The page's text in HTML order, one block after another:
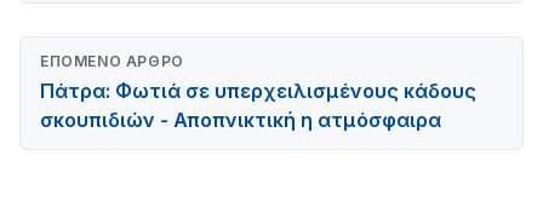
ΕΠΌΜΕΝΟ ΆΡΘΡΟ
Πάτρα: Φωτιά σε υπερχειλισμένους κάδους
σκουπιδιών - Αποπνικτική η ατμόσφαιρα